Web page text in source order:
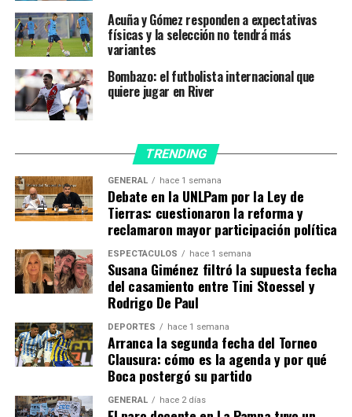
todos los protocolos, tiene 25 casos positivos de
coronavirus (se incluyen integrantes del cuerpo técnico
y de las áreas de cocina y seguridad).
Resulta desalentador confirmar que no alcanzó con
diseñar procesos específicos y ampliar cuidados para
evitar un espiral de contagios de esta naturaleza.
«Desde que volvió a los entrenamientos, River Plate dejó
de concentrarse en el Monumental para hacerlo en
hoteles donde cada persona tuviera una habitación
individual, se armaron burbujas, se reforzaron las
medidas de higiene y la utilización de barbijos, se
modificó la modalidad de los traslados por tierra y aire, y
se testeó a jugadores y cuerpo técnico cientos de veces,
con test complejos de PCR y también de antígenos para
reforzar los controles.
Acuña y Gómez responden a expectativas
físicas y la selección no tendrá más
variantes
Bombazo: el futbolista internacional que
quiere jugar en River
TRENDING
GENERAL hace 1 semana
Debate en la UNLPam por la Ley de
Tierras: cuestionaron la reforma y
reclamaron mayor participación política
ESPECTÁCULOS hace 1 semana
Susana Giménez filtró la supuesta fecha
del casamiento entre Tini Stoessel y
Rodrigo De Paul
DEPORTES hace 1 semana
Arranca la segunda fecha del Torneo
Clausura: cómo es la agenda y por qué
Boca postergó su partido
GENERAL hace 2 días